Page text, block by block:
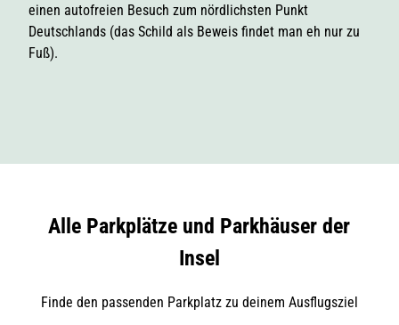
einen autofreien Besuch zum nördlichsten Punkt
Deutschlands (das Schild als Beweis findet man eh nur zu
Fuß).
Alle Parkplätze und Parkhäuser der
Insel
Finde den passenden Parkplatz zu deinem Ausflugsziel